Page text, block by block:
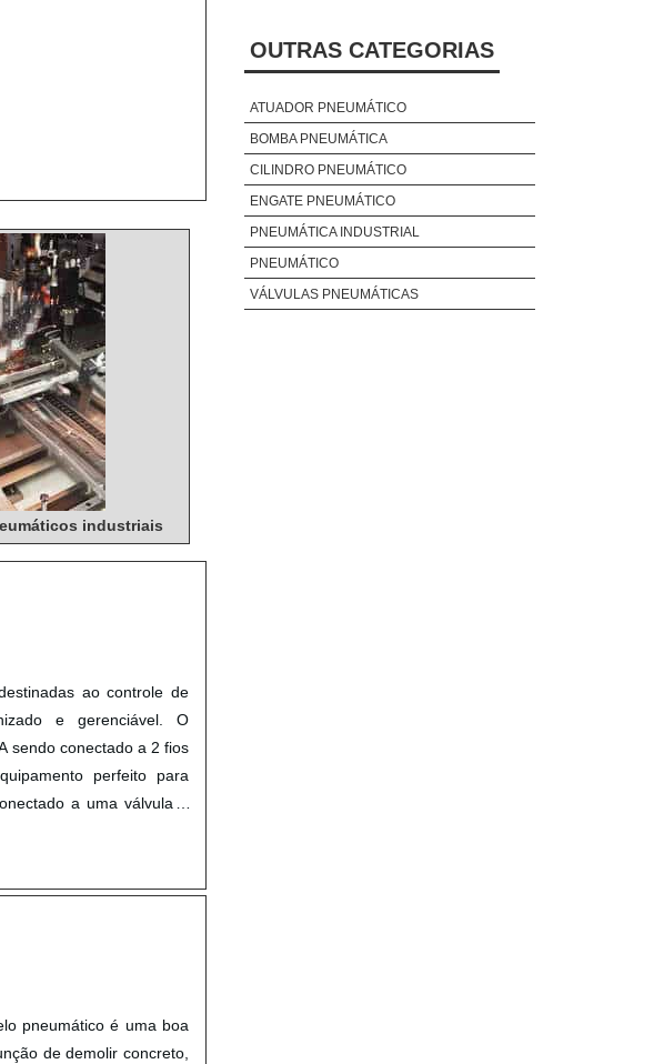
industriais
ao controle de
e gerenciável. O
sendo conectado a 2 fios
perfeito para
a uma válvula a
pneumático é uma boa
de demolir concreto,
OUTRAS CATEGORIAS
ATUADOR PNEUMÁTICO
BOMBA PNEUMÁTICA
CILINDRO PNEUMÁTICO
ENGATE PNEUMÁTICO
PNEUMÁTICA INDUSTRIAL
PNEUMÁTICO
VÁLVULAS PNEUMÁTICAS